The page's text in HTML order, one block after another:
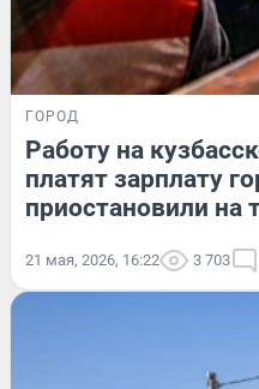
ГОРОД
Работу на
платят зарплату
приостановили на
21 мая, 2026, 16:22 3 703